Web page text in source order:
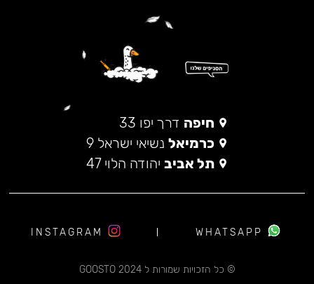
חיפה דרך יפו 33
כרמיאל נשיאי ישראל 9
תל אביב יהודה הלוי 47
© כל הזכויות שמורות ל 2024 GOOSTO
WHATSAPP
INSTAGRAM